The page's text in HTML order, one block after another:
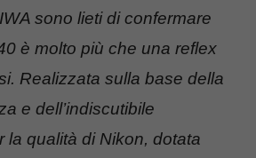
sono lieti di confermare
è molto più che una reflex
Realizzata sulla base della
e dell’indiscutibile
la qualità di Nikon, dotata